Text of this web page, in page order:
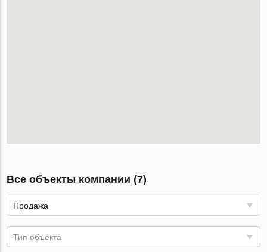
Все объекты компании (7)
Продажа
Тип объекта